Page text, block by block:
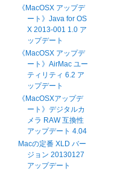
《MacOSX アップデ
ート》Java for OS
X 2013-001 1.0 ア
ップデート
《MacOSX アップデ
ート》AirMac ユー
ティリティ 6.2 ア
ップデート
《MacOSXアップデ
ート》デジタルカ
メラ RAW 互換性
アップデート 4.04
Macの定番 XLD バー
ジョン 20130127
アップデート